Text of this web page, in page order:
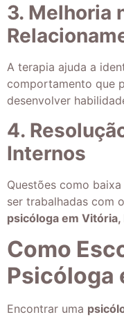
3. Melhoria
A terapia ajuda a
comportamento que
desenvolver
4.
Internos
Questões como
ser trabalhadas com
psicóloga em Vitória,
Como
Psicóloga
Encontrar uma